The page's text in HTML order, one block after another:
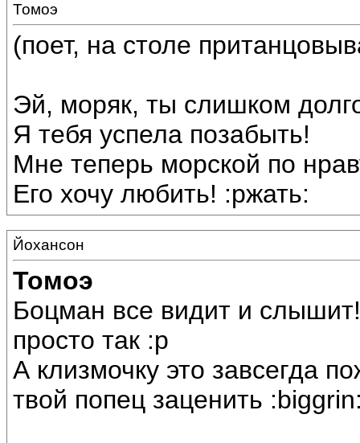
Томоэ
(поет, на столе
Эй, моряк, ты слишком
Я тебя успела позабыть!
Мне теперь морской по
Его хочу любить! :ржать:
Йохансон
Томоэ
Боцман все видит и
просто так :p
А клизмочку это завсегда
твой попец заценить